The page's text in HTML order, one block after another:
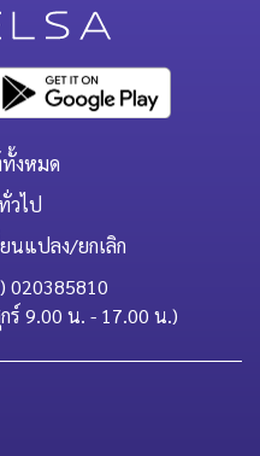
งหมด
วไป
นแปลง/ยกเลิก
020385810
ร์ 9.00 น. - 17.00 น.)